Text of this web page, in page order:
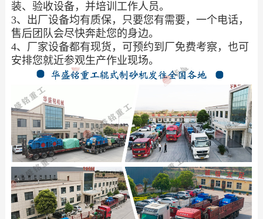
装、验收设备，并培训工作人员。
3、出厂设备均有质保，只要您有需要，一个电话，
售后团队会尽快奔赴您的身边。
4、厂家设备都有现货，可预约到厂免费考察，也可
安排您就近参观生产作业现场。